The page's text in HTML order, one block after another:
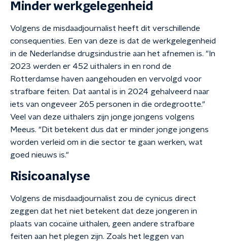
Minder werkgelegenheid
Volgens de misdaadjournalist heeft dit verschillende
consequenties. Een van deze is dat de werkgelegenheid
in de Nederlandse drugsindustrie aan het afnemen is. "In
2023 werden er 452 uithalers in en rond de
Rotterdamse haven aangehouden en vervolgd voor
strafbare feiten. Dat aantal is in 2024 gehalveerd naar
iets van ongeveer 265 personen in die ordegrootte."
Veel van deze uithalers zijn jonge jongens volgens
Meeus. "Dit betekent dus dat er minder jonge jongens
worden verleid om in die sector te gaan werken, wat
goed nieuws is."
Risicoanalyse
Volgens de misdaadjournalist zou de cynicus direct
zeggen dat het niet betekent dat deze jongeren in
plaats van cocaïne uithalen, geen andere strafbare
feiten aan het plegen zijn. Zoals het leggen van